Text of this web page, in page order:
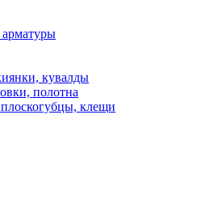
кувалды
полотна
клещи